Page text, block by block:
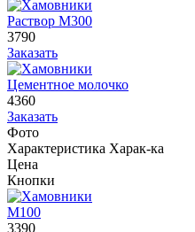
Раствор М300
3790
Заказать
Цементное молочко
4360
Заказать
Фото
Характеристика Харак-ка
Цена
Кнопки
М100
3390